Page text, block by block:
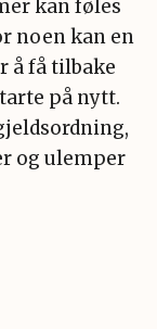
kan føles
noen kan en
å få tilbake
på nytt.
og ulemper